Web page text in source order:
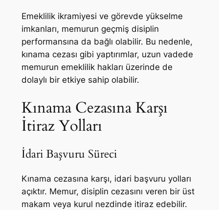
Emeklilik ikramiyesi ve görevde yükselme
imkanları, memurun geçmiş disiplin
performansına da bağlı olabilir. Bu nedenle,
kınama cezası gibi yaptırımlar, uzun vadede
memurun emeklilik hakları üzerinde de
dolaylı bir etkiye sahip olabilir.
Kınama Cezasına Karşı
İtiraz Yolları
İdari Başvuru Süreci
Kınama cezasına karşı, idari başvuru yolları
açıktır. Memur, disiplin cezasını veren bir üst
makam veya kurul nezdinde itiraz edebilir.